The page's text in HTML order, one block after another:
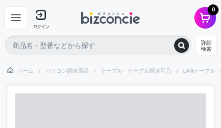
ログイン
0
詳細
検索
ホーム パソコン関連用品 ケーブル・ケーブル関連用品 LANケーブル